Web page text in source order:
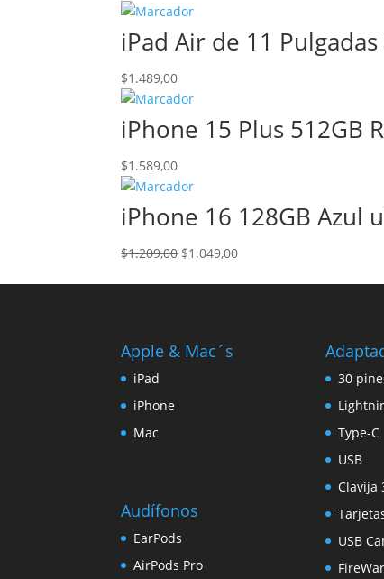
iPad Air de 11
$1.489,00
iPhone 15 Plus 512GB
$1.589,00
iPhone 16 128GB Azul
$1.209,00 El
$1.049,00El
Apple & Mac´s
iPad
iPhone
Mac
Audífonos
EarPods
AirPods Pro
30
Type-C
USB
Clavija
USB